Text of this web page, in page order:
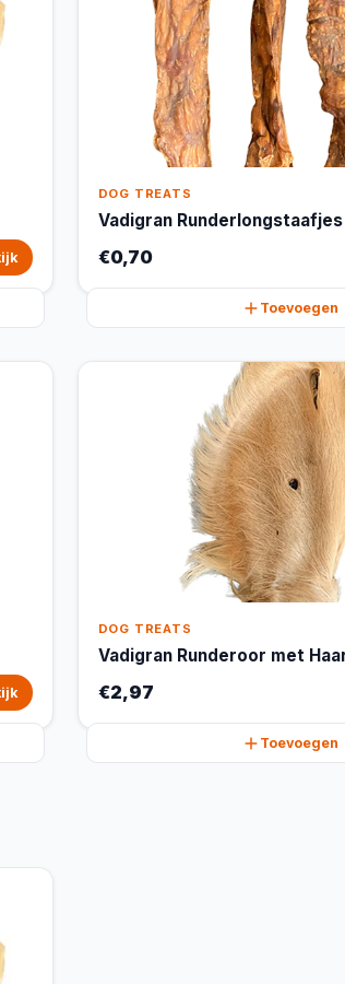
DOG TREATS
Vadigran Runderlongstaafjes
€0,70
Toevoegen
DOG TREATS
Vadigran Runderoor met
€2,97
Toevoegen